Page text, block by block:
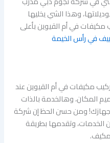
وهذا الشي يخليها
في أم القيوين بأعلى
في رأس الخيمة
مكيفات في أم القيوين عند
المكان، وهالخدمة بالذات
جهازك! ومن حسن الحظ إن شركة
وتقدمها بطريقة